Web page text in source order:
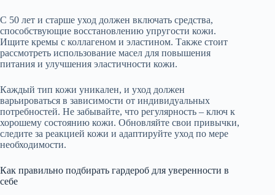
С 50 лет и старше уход должен включать средства,
способствующие восстановлению упругости кожи.
Ищите кремы с коллагеном и эластином. Также стоит
рассмотреть использование масел для повышения
питания и улучшения эластичности кожи.
Каждый тип кожи уникален, и уход должен
варьироваться в зависимости от индивидуальных
потребностей. Не забывайте, что регулярность – ключ к
хорошему состоянию кожи. Обновляйте свои привычки,
следите за реакцией кожи и адаптируйте уход по мере
необходимости.
Как правильно подбирать гардероб для уверенности в
себе